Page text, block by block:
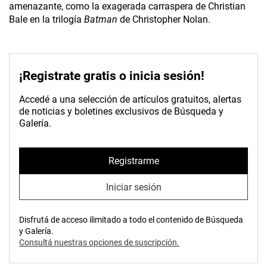
amenazante, como la exagerada carraspera de Christian
Bale en la trilogía Batman de Christopher Nolan.
¡Registrate gratis o inicia sesión!
Accedé a una selección de artículos gratuitos, alertas
de noticias y boletines exclusivos de Búsqueda y
Galería.
Registrarme
Iniciar sesión
Disfrutá de acceso ilimitado a todo el contenido de Búsqueda
y Galería.
Consultá nuestras opciones de suscripción.